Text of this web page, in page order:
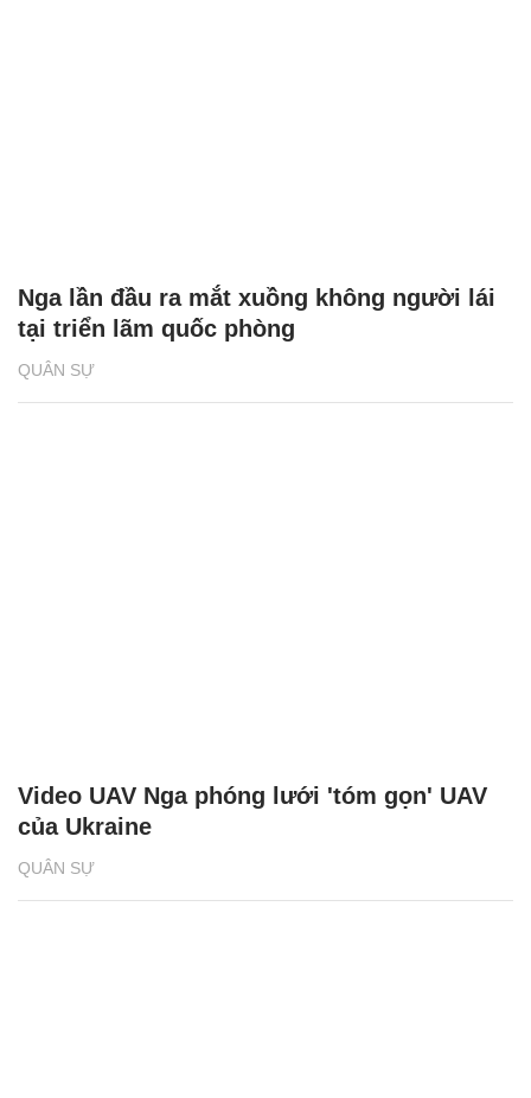
QUÂN SỰ
Nga lần đầu ra mắt xuồng không người lái
tại triển lãm quốc phòng
QUÂN SỰ
Video UAV Nga phóng lưới 'tóm gọn' UAV
của Ukraine